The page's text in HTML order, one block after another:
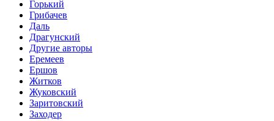
Горький
Грибачев
Даль
Драгунский
Другие авторы
Еремеев
Ершов
Житков
Жуковский
Заритовский
Заходер